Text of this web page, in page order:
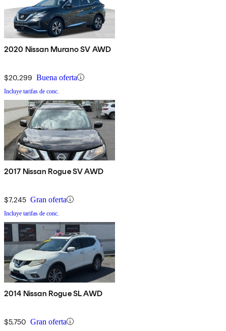
2020 Nissan Murano SV AWD
$20,299 Buena oferta
Incluye tarifas de conc.
2017 Nissan Rogue SV AWD
$7,245 Gran oferta
Incluye tarifas de conc.
2014 Nissan Rogue SL AWD
$5,750 Gran oferta